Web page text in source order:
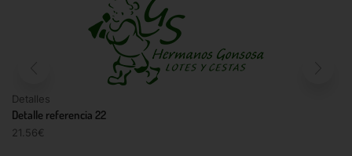
Detalles
Detalle referencia 22
21.56€